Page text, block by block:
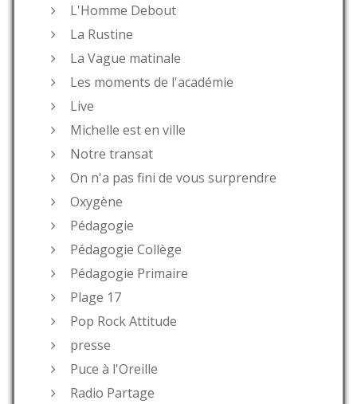
L'Homme Debout
La Rustine
La Vague matinale
Les moments de l'académie
Live
Michelle est en ville
Notre transat
On n'a pas fini de vous surprendre
Oxygène
Pédagogie
Pédagogie Collège
Pédagogie Primaire
Plage 17
Pop Rock Attitude
presse
Puce à l'Oreille
Radio Partage